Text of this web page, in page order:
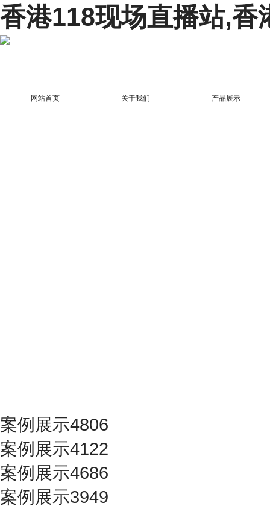
香港118现场直播站,香
网站首页 关于我们 产品展示
案例展示4806
案例展示4122
案例展示4686
案例展示3949